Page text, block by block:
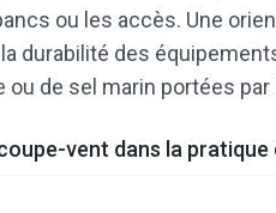
ou les accès. Une
durabilité des
de sel marin portées par
vent dans la pratique